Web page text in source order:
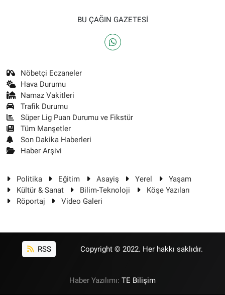
BU ÇAĞIN GAZETESİ
Nöbetçi Eczaneler
Hava Durumu
Namaz Vakitleri
Trafik Durumu
Süper Lig Puan Durumu ve Fikstür
Tüm Manşetler
Son Dakika Haberleri
Haber Arşivi
Politika Eğitim Asayiş Yerel
Yaşam
Kültür & Sanat
Bilim-Teknoloji
Köşe Yazıları
Röportaj
Video Galeri
RSS Copyright © 2022. Her hakkı saklıdır.
Haber Yazılımı: TE Bilişim